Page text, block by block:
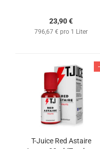
23,90 €
796,67 € pro 1 Liter
T-Juice Red Astaire